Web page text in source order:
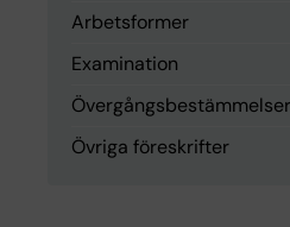
Arbetsformer
Examination
Övergångsbestämmelser
Övriga föreskrifter